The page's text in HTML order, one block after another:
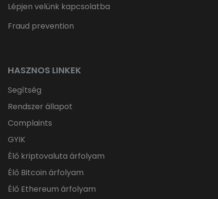
Lépjen velünk kapcsolatba
Fraud prevention
HASZNOS LINKEK
Segítség
Rendszer állapot
Complaints
GYIK
Élő kriptovaluta árfolyam
Élő Bitcoin árfolyam
Élő Ethereum árfolyam